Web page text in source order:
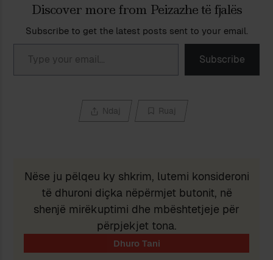
Discover more from Peizazhe të fjalës
Subscribe to get the latest posts sent to your email.
Type your email…
Subscribe
Ndaj Ruaj
Nëse ju pëlqeu ky shkrim, lutemi konsideroni
të dhuroni diçka nëpërmjet butonit, në
shenjë mirëkuptimi dhe mbështetjeje për
përpjekjet tona.